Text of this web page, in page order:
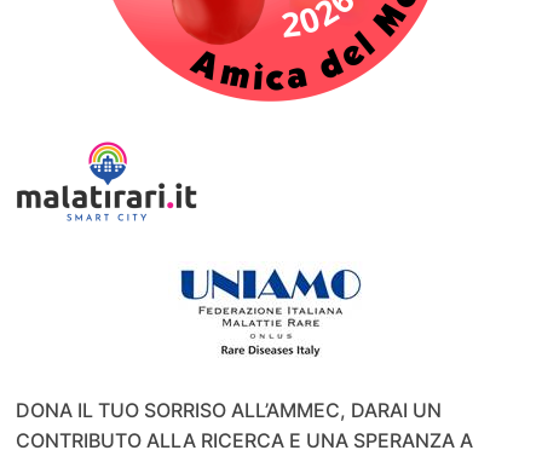
DONA IL TUO SORRISO ALL’AMMEC, DARAI UN
CONTRIBUTO ALLA RICERCA E UNA SPERANZA A